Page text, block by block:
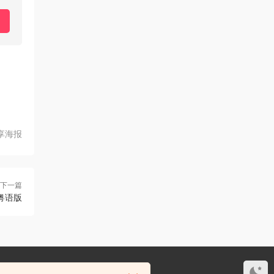
海报
下一篇
语版